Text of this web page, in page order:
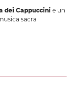
dei Cappuccini e un
sacra